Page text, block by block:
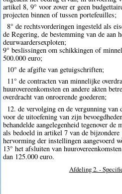
artikel 8, 9° voor zover er geen
projecten binnen of tussen portefeuilles;
8° de rechtsvorderingen ingesteld als
de Regering, de bestemming van de aan
deurwaardersexploten;
9° beslissingen om schikkingen of
500.000 euro;
10° de afgifte van getuigschriften;
11° de contracten van minnelijke
huurovereenkomsten en andere akten
overdracht van onroerende goederen;
12. de vervolging en de vergunning
voor de uitoefening van zijn
behandelde aangelegenheid tegenover de
als bedoeld in artikel 7 van de bijzondere
hervorming der instellingen aangevoerd
13° het afsluiten van
dan 125.000 euro.
Afdeling 2. -